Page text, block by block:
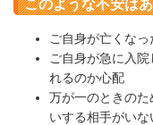
このような不安は
ご自身が亡くな
ご自身が急に入
れるのか心配
万が一のときの
いする相手がいな